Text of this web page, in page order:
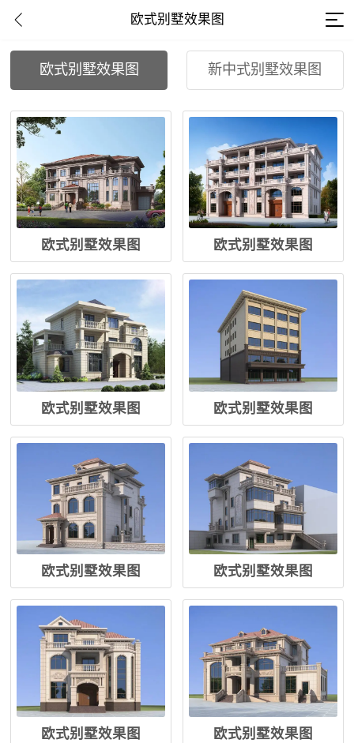
欧式别墅效果图
欧式别墅效果图 新中式别墅效果图
欧式别墅效果图 欧式别墅效果图
欧式别墅效果图 欧式别墅效果图
欧式别墅效果图 欧式别墅效果图
欧式别墅效果图 欧式别墅效果图